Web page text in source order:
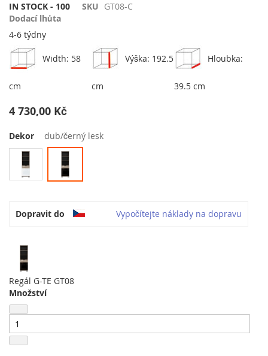
IN STOCK - 100 SKU GT08-C
Dodací lhůta
4-6 týdny
Width: 58
cm
Výška: 192.5
cm
Hloubka:
39.5 cm
4 730,00 Kč
Dekor dub/černý lesk
Dopravit do Vypočítejte náklady na dopravu
Regál G-TE GT08
Množství